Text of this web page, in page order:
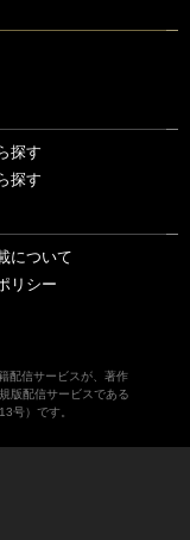
探す
探す
について
リシー
配信サービスが、著作
版配信サービスである
号）です。